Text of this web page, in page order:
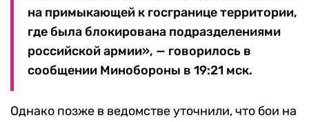
на примыкающей к госгранице территории,
где была блокирована подразделениями
российской армии», — говорилось в
сообщении Минобороны в 19:21 мск.
Однако позже в ведомстве уточнили, что бои на